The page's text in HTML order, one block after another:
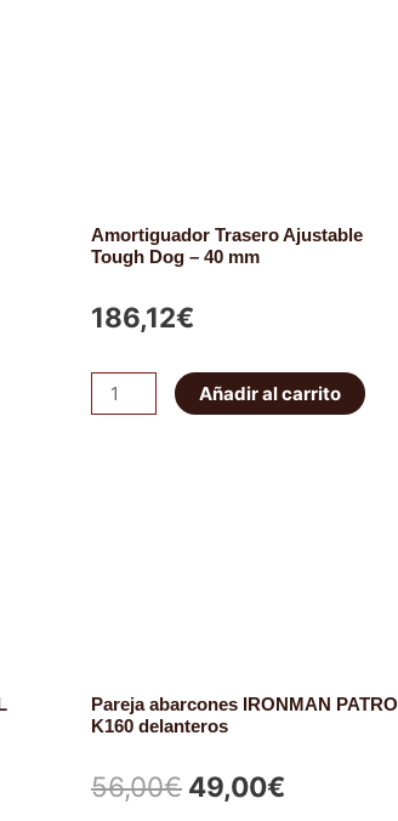
Amortiguador Trasero Ajustable
Tough Dog – 40 mm
186,12€
Amortiguador
Trasero
Añadir al carrito
Pareja abarcones IRONMAN
K160 delanteros
56,00€ El
49,00€